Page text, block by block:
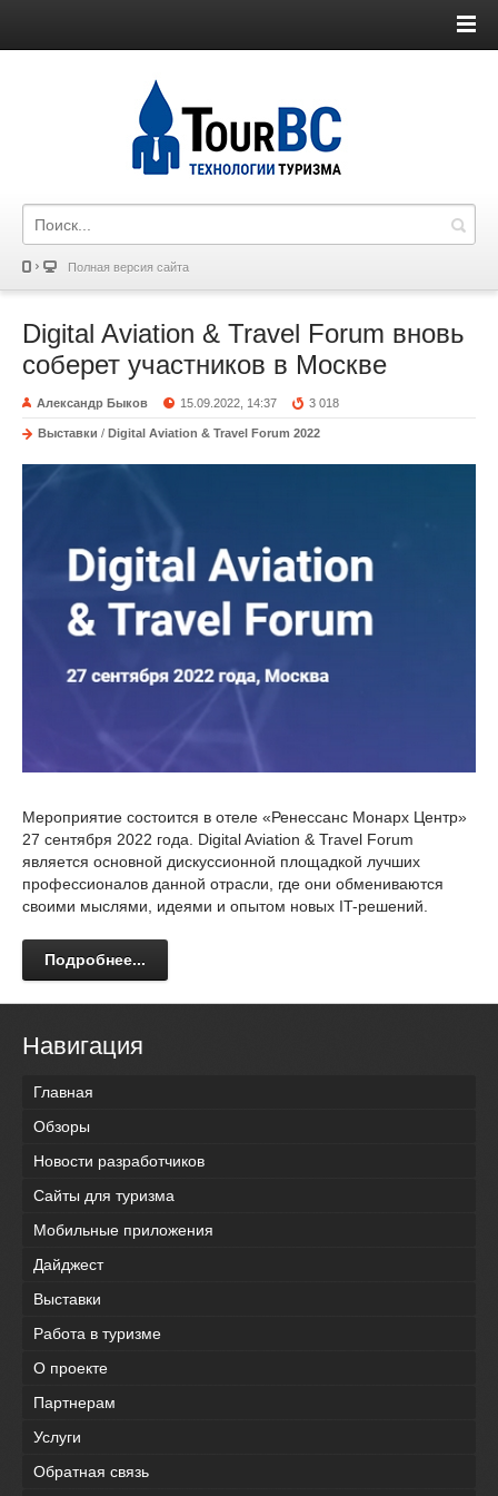
Полная версия сайта
Digital Aviation & Travel Forum вновь
соберет участников в Москве
Александр Быков 15.09.2022, 14:37 3 018
Выставки / Digital Aviation & Travel Forum 2022
Мероприятие состоится в отеле «Ренессанс Монарх Центр»
27 сентября 2022 года. Digital Aviation & Travel Forum
является основной дискуссионной площадкой лучших
профессионалов данной отрасли, где они обмениваются
своими мыслями, идеями и опытом новых IT-решений.
Подробнее...
Навигация
Главная
Обзоры
Новости разработчиков
Сайты для туризма
Мобильные приложения
Дайджест
Выставки
Работа в туризме
О проекте
Партнерам
Услуги
Обратная связь